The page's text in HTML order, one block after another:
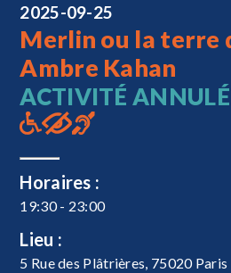
2025-09-25
Merlin ou la terre
Ambre Kahan
ACTIVITÉ
Horaires :
19:30 - 23:00
Lieu :
5 Rue des Plâtrières, 75020 Paris